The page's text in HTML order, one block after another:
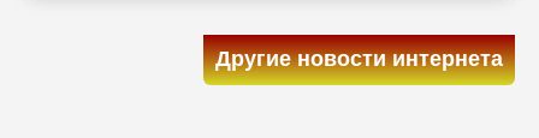
Другие новости интернета